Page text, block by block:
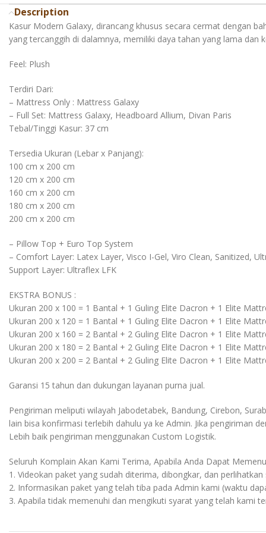
Description
Kasur Modern Galaxy, dirancang khusus secara cermat dengan
yang tercanggih di dalamnya, memiliki daya tahan yang lama dan
Feel: Plush
Terdiri Dari:
– Mattress Only : Mattress Galaxy
– Full Set: Mattress Galaxy, Headboard Allium, Divan Paris
Tebal/Tinggi Kasur: 37 cm
Tersedia Ukuran (Lebar x Panjang):
100 cm x 200 cm
120 cm x 200 cm
160 cm x 200 cm
180 cm x 200 cm
200 cm x 200 cm
– Pillow Top + Euro Top System
– Comfort Layer: Latex Layer, Visco I-Gel, Viro Clean, Sanitized,
Support Layer: Ultraflex LFK
EKSTRA BONUS :
Ukuran 200 x 100 = 1 Bantal + 1 Guling Elite Dacron + 1 Elite
Ukuran 200 x 120 = 1 Bantal + 1 Guling Elite Dacron + 1 Elite
Ukuran 200 x 160 = 2 Bantal + 2 Guling Elite Dacron + 1 Elite
Ukuran 200 x 180 = 2 Bantal + 2 Guling Elite Dacron + 1 Elite
Ukuran 200 x 200 = 2 Bantal + 2 Guling Elite Dacron + 1 Elite
Garansi 15 tahun dan dukungan layanan purna jual.
Pengiriman meliputi wilayah Jabodetabek, Bandung, Cirebon,
lain bisa konfirmasi terlebih dahulu ya ke Admin. Jika pengiriman
Lebih baik pengiriman menggunakan Custom Logistik.
Seluruh Komplain Akan Kami Terima, Apabila Anda Dapat
1. Videokan paket yang sudah diterima, dibongkar, dan
2. Informasikan paket yang telah tiba pada Admin kami (waktu
3. Apabila tidak memenuhi dan mengikuti syarat yang telah kami